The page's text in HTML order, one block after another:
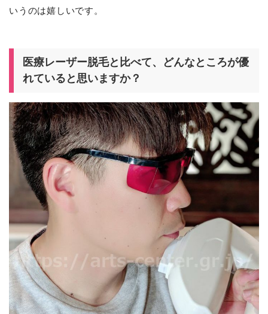
いうのは嬉しいです。
医療レーザー脱毛と比べて、どんなところが優
れていると思いますか？